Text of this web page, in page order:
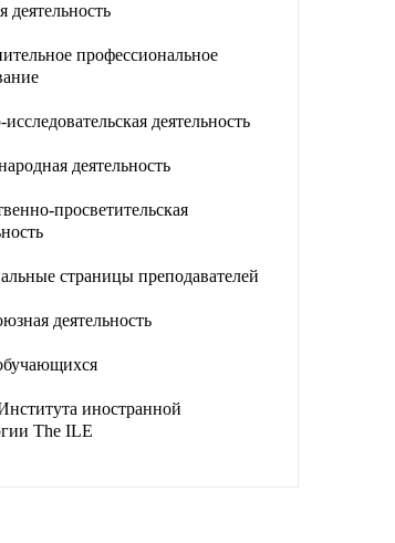
деятельность
профессиональное
деятельность
деятельность
просветительская
страницы преподавателей
деятельность
иностранной
The ILE